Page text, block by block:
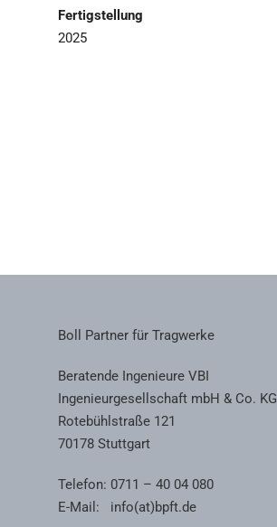
Fertigstellung
2025
Boll Partner für Tragwerke
Beratende Ingenieure VBI
Ingenieurgesellschaft mbH & Co. KG
Rotebühlstraße 121
70178 Stuttgart
Telefon: 0711 – 40 04 080
E-Mail: info(at)bpft.de